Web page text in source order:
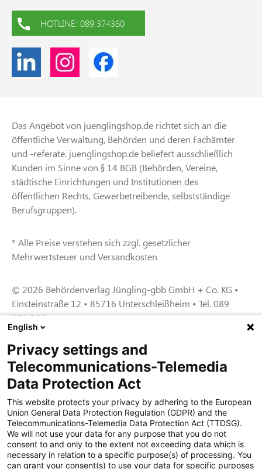
HOTLINE: 089 374360
Das Angebot von juenglingshop.de richtet sich an die
öffentliche Verwaltung, Behörden und deren Fachämter
und -referate. juenglingshop.de beliefert ausschließlich
Kunden im Sinne von § 14 BGB (Behörden, Vereine,
städtische Einrichtungen und Institutionen des
öffentlichen Rechts, Gewerbetreibende, selbstständige
Berufsgruppen).
* Alle Preise verstehen sich zzgl. gesetzlicher
Mehrwertsteuer und Versandkosten
© 2026 Behördenverlag Jüngling-gbb GmbH + Co. KG •
Einsteinstraße 12 • 85716 Unterschleißheim • Tel. 089
374 360
Zertifiziert für das Sicherheitsmanagem
entsystem unter TU4® durch TÜViT Essen
Zertifiziert für das QM-System nach DIN EN
ISO 9001: 2015, Reg.-Nr. 44 100 091350
durch TÜV NORD CERT
English
Privacy settings and
Telecommunications-Telemedia
Data Protection Act
This website protects your privacy by adhering to the European
Union General Data Protection Regulation (GDPR) and the
Telecommunications-Telemedia Data Protection Act (TTDSG).
We will not use your data for any purpose that you do not
consent to and only to the extent not exceeding data which is
necessary in relation to a specific purpose(s) of processing. You
can grant your consent(s) to use your data for specific purposes